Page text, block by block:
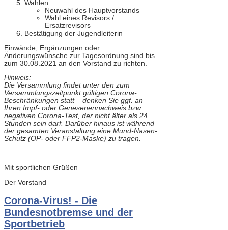
Wahlen
Neuwahl des Hauptvorstands
Wahl eines Revisors /
Ersatzrevisors
Bestätigung der Jugendleiterin
Einwände, Ergänzungen oder
Änderungswünsche zur Tagesordnung sind bis
zum 30.08.2021 an den Vorstand zu richten.
Hinweis:
Die Versammlung findet unter den zum
Versammlungszeitpunkt gültigen Corona-
Beschränkungen statt – denken Sie ggf. an
Ihren Impf- oder Genesenennachweis bzw.
negativen Corona-Test, der nicht älter als 24
Stunden sein darf. Darüber hinaus ist während
der gesamten Veranstaltung eine Mund-Nasen-
Schutz (OP- oder FFP2-Maske) zu tragen.
Mit sportlichen Grüßen
Der Vorstand
Corona-Virus! - Die
Bundesnotbremse und der
Sportbetrieb